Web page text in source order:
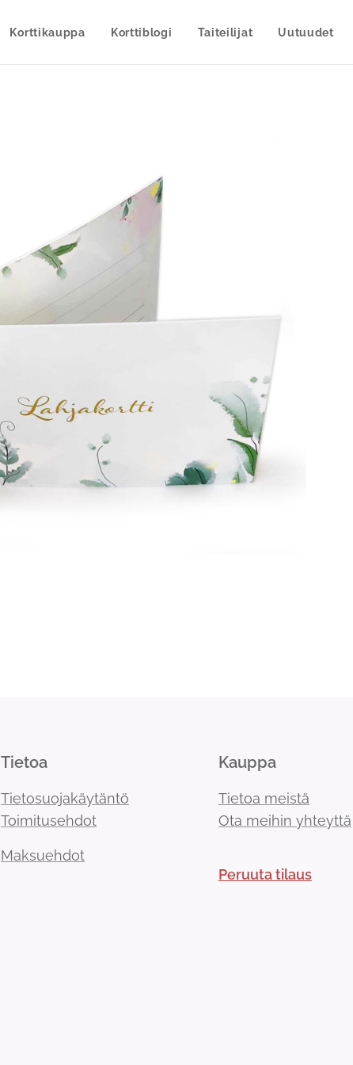
Korttikauppa Korttiblogi Taiteilijat Uutuudet
Tietoa
Tietosuojakäytäntö
Toimitusehdot
Maksuehdot
Kauppa
Tietoa meistä
Ota meihin yhteyttä
Peruuta tilaus